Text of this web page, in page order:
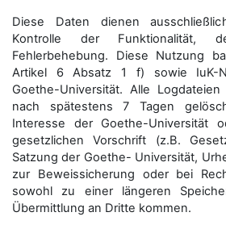
Diese Daten dienen
Kontrolle der Funktionalität,
Fehlerbehebung. Diese Nutzung
Artikel 6 Absatz 1 f) sowie IuK-
Goethe-Universität. Alle
nach spätestens 7 Tagen
Interesse der Goethe-Universität
gesetzlichen Vorschrift (z.B.
Satzung der Goethe- Universität,
zur Beweissicherung oder bei
sowohl zu einer längeren
Übermittlung an Dritte kommen.